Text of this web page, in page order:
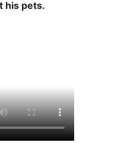
his pets.